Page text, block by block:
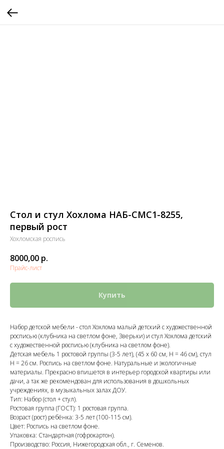
Стол и стул Хохлома НАБ-СМС1-8255,
первый рост
Хохломская роспись
8000,00 р.
Прайс-лист
Купить
Набор детской мебели - стол Хохлома малый детский с художественной
росписью (клубника на светлом фоне, Зверьки) и стул Хохлома детский
с художественной росписью (клубника на светлом фоне).
Детская мебель 1 ростовой группы (3-5 лет), (45 х 60 см, Н = 46 см), стул
Н = 26 см. Роспись на светлом фоне. Натуральные и экологичные
материалы. Прекрасно впишется в интерьер городской квартиры или
дачи, а так же рекомендован для использования в дошкольных
учреждениях, в музыкальных залах ДОУ.
Тип: Набор (стол + стул).
Ростовая группа (ГОСТ): 1 ростовая группа.
Возраст (рост) ребёнка: 3-5 лет (100-115 см).
Цвет: Роспись на светлом фоне.
Упаковка: Стандартная (гофрокартон).
Производство: Россия, Нижегородская обл., г. Семенов.